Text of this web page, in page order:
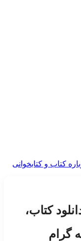
کتاب و کتابخوانی
کتاب،
گرام